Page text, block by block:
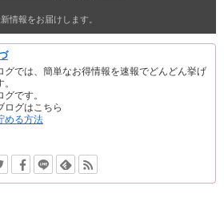
情報をお届けします。
グでは、簡単なお得情報を速報でどんどん挙げ
です。
ログはこちら
める方法